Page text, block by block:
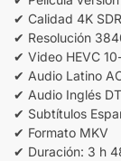
✔ Calidad 4K SDR
✔ Resolución
✔ Video HEVC
✔ Audio Latino
✔ Audio Inglés
✔ Subtítulos
✔ Formato MKV
✔ Duración: 3 h